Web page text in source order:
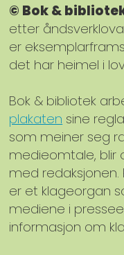
© Bok &
etter
er
det har heimel i
Bok & bibliotek
plakaten sine
som meiner seg
medieomtale, blir
med redaksjonen.
er et klageorgan
mediene i
informasjon om